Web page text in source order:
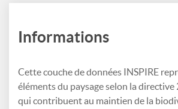
Informations
Cette couche de données INSPIRE
éléments du paysage selon la
qui contribuent au maintien de la